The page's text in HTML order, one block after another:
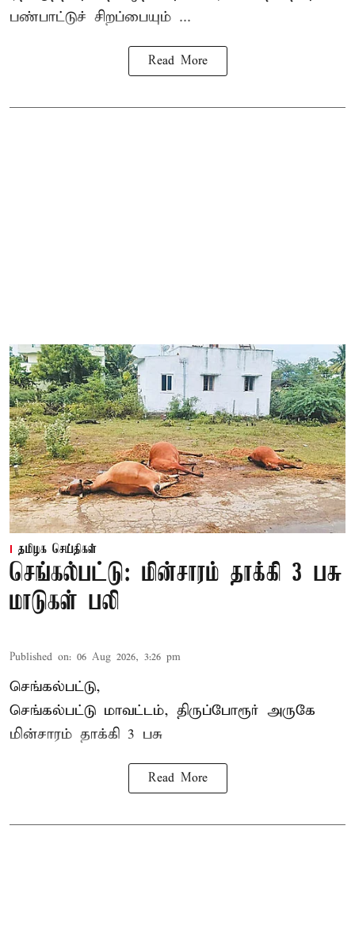
பண்பாட்டுச் சிறப்பையும் ...
Read More
தமிழக செய்திகள்
செங்கல்பட்டு: மின்சாரம் தாக்கி 3 பசு
மாடுகள் பலி
Published on: 06 Aug 2026, 3:26 pm
செங்கல்பட்டு,
செங்கல்பட்டு மாவட்டம், திருப்போரூர் அருகே
மின்சாரம் தாக்கி 3 பசு
Read More